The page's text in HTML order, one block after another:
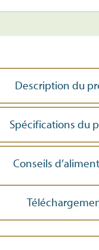
Description du
Spécifications du
Conseils